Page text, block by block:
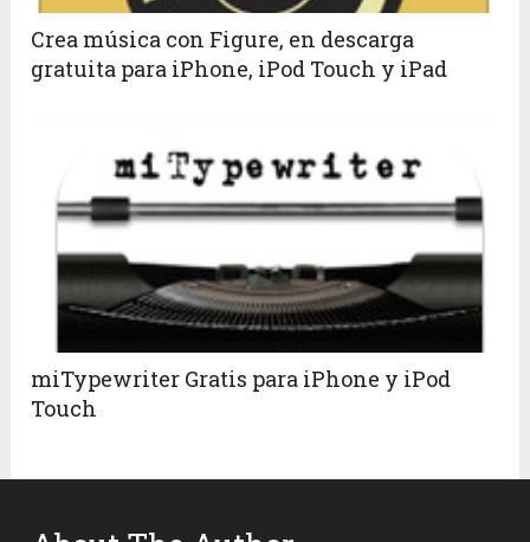
Crea música con Figure, en descarga
gratuita para iPhone, iPod Touch y iPad
miTypewriter Gratis para iPhone y iPod
Touch